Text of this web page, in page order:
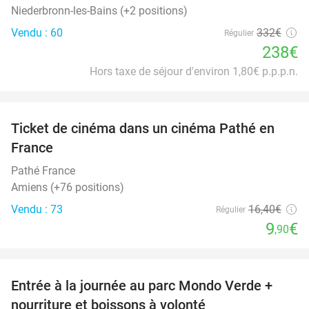
Niederbronn-les-Bains (+2 positions)
Vendu : 60
Régulier 332€
238€
Hors taxe de séjour d'environ 1,80€ p.p.p.n.
40%
Ticket de cinéma dans un cinéma Pathé en
France
Pathé France
Amiens (+76 positions)
Vendu : 73
Régulier 16,40€
9,90€
25%
Entrée à la journée au parc Mondo Verde +
nourriture et boissons à volonté